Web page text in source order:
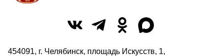
454091, г. Челябинск, площадь Искусств, 1,